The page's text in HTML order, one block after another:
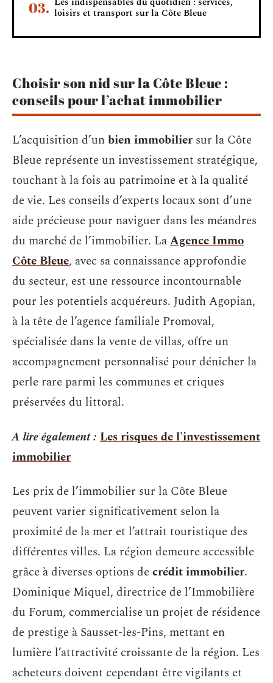
loisirs et transport sur la Côte Bleue
Choisir son nid sur la Côte Bleue :
conseils pour l’achat immobilier
L’acquisition d’unbien immobilier sur la Côte
Bleue représente un investissement stratégique,
touchant à la fois au patrimoine et à la qualité
de vie. Les conseils d’experts locaux sont d’une
aide précieuse pour naviguer dans les méandres
du marché de l’immobilier. LaAgence Immo
Côte Bleue, avec sa connaissance approfondie
du secteur, est une ressource incontournable
pour les potentiels acquéreurs. Judith Agopian,
à la tête de l’agence familiale Promoval,
spécialisée dans la vente de villas, offre un
accompagnement personnalisé pour dénicher la
perle rare parmi les communes et criques
préservées du littoral.
A lire également : Les risques de l'investissement
immobilier
Les prix de l’immobilier sur la Côte Bleue
peuvent varier significativement selon la
proximité de la mer et l’attrait touristique des
différentes villes. La région demeure accessible
grâce à diverses options decrédit immobilier.
Dominique Miquel, directrice de l’Immobilière
du Forum, commercialise un projet de résidence
de prestige à Sausset-les-Pins, mettant en
lumière l’attractivité croissante de la région. Les
acheteurs doivent cependant être vigilants et